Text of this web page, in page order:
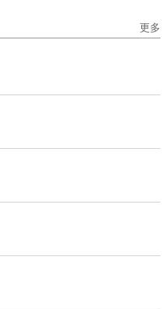
更多